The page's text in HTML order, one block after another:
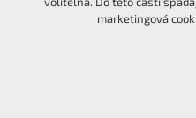
ODMÍTNOUT
marketingová